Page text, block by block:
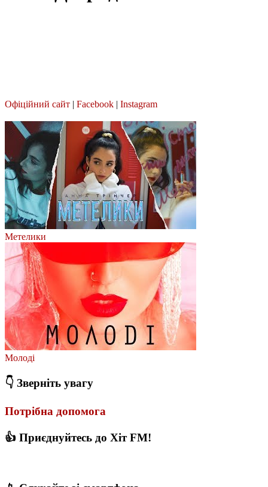
Офіційний сайт | Facebook | Instagram
Метелики
Молодi
👇 Зверніть увагу
Потрібна допомога
👍 Приєднуйтесь до Хіт FM!